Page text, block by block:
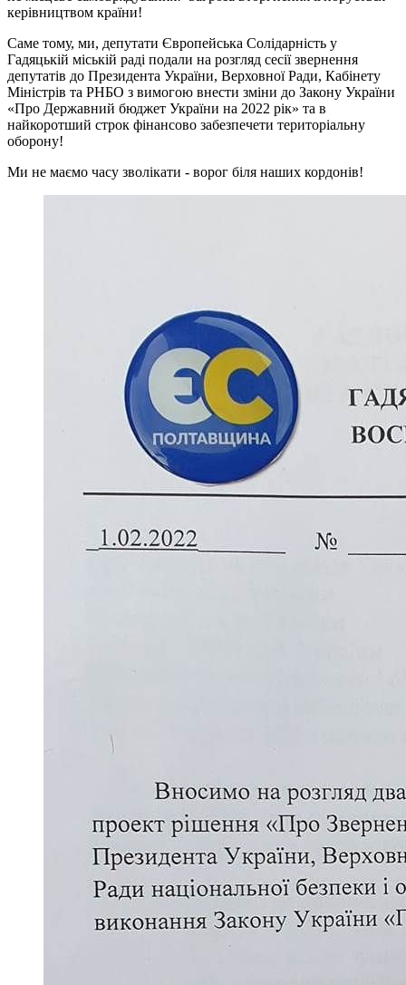
керівництвом країни!
Саме тому, ми, депутати Європейська Солідарність у
Гадяцькій міській раді подали на розгляд сесії звернення
депутатів до Президента України, Верховної Ради, Кабінету
Міністрів та РНБО з вимогою внести зміни до Закону України
«Про Державний бюджет України на 2022 рік» та в
найкоротший строк фінансово забезпечети територіальну
оборону!
Ми не маємо часу зволікати - ворог біля наших кордонів!